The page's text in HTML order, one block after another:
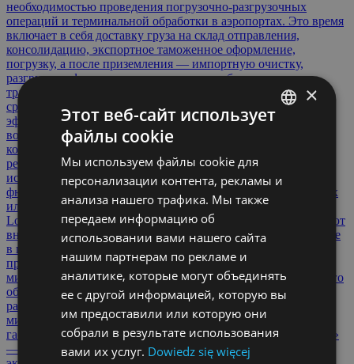
необходимостью проведения погрузочно-разгрузочных
операций и терминальной обработки в аэропортах. Это время
включает в себя доставку груза на склад отправления,
консолидацию, экспортное таможенное оформление,
погрузку, а после приземления — импортную очистку,
разгрузку и финальную доставку автомобильным
транспортом до склада получателя. Тем не менее, по
сравнению с 30-40 днями морского фрахта, временная
эффективность авиации остается бесспорной. Вместимость
воздушных судов и стандартизация ULD Эффективность,
которую предлагает современная авиалогистика, — это
результат строгой стандартизации. Для максимального
использования внутреннего пространства округлого
фюзеляжа все грузы формируются на специальных поддонах
или в авиационных контейнерах, известных как ULD (Unit
Load Devices). Размеры и контуры ULD в точности повторяют
внутренний профиль самолёта. Благодаря роликовой системе
в полу, загрузка нескольких десятков тонн груза,
предварительно упакованного в ULD, занимает менее 90
минут. Это позволяет значительно сократить время наземного
обслуживания в аэропортах и снизить эксплуатационные
расходы авиакомпаний. Крупнейшие грузовые суда и состав
мирового флота Долгое время бесспорным лидером по
габаритам был шестидвигательный Антонов Ан-225 «Мрия»
— уникальная машина, существовавшая в единственном
ENGLISH
SPANISH
FRENCH
LITHUANIAN
×
Этот веб-сайт использует
файлы cookie
Мы используем файлы cookie для
персонализации контента, рекламы и
анализа нашего трафика. Мы также
передаем информацию об
использовании вами нашего сайта
нашим партнерам по рекламе и
аналитике, которые могут объединять
ее с другой информацией, которую вы
им предоставили или которую они
собрали в результате использования
вами их услуг. Dowiedz się więcej